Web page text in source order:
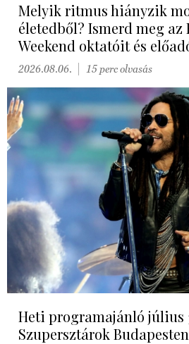
Melyik ritmus hiányzik
életedből? Ismerd meg az
Weekend oktatóit és
2026.08.06. 15 perc olvasás
Heti programajánló július
Szupersztárok